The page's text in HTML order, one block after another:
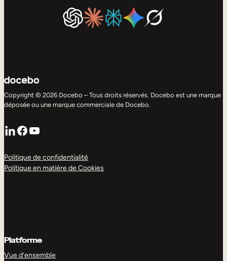
Copyright © 2026 Docebo – Tous droits réservés. Docebo est une marque
déposée ou une marque commerciale de Docebo.
LinkedIn
Facebook
YouTube
Politique de confidentialité
Politique en matière de Cookies
Platforme
Vue d’ensemble